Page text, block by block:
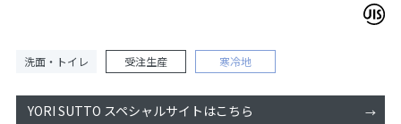
洗面・トイレ 受注生産 寒冷地
YORI SUTTO スペシャルサイトはこちら